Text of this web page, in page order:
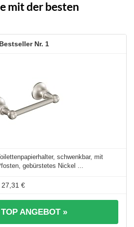
mit der besten
1
schwenkbar, mit
gebürstetes Nickel ...
27,31 €
ANGEBOT »